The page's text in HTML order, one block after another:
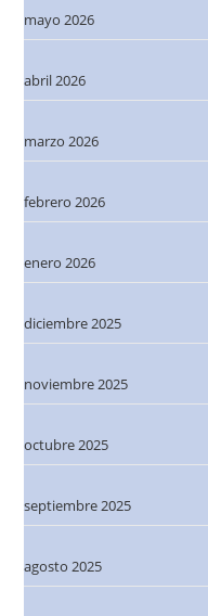
mayo 2026
abril 2026
marzo 2026
febrero 2026
enero 2026
diciembre 2025
noviembre 2025
octubre 2025
septiembre 2025
agosto 2025